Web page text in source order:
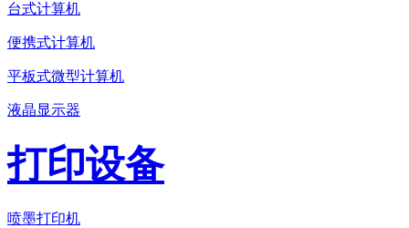
台式计算机
便携式计算机
平板式微型计算机
液晶显示器
打印设备
喷墨打印机